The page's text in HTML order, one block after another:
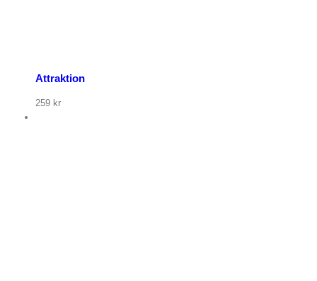
Attraktion
259 kr